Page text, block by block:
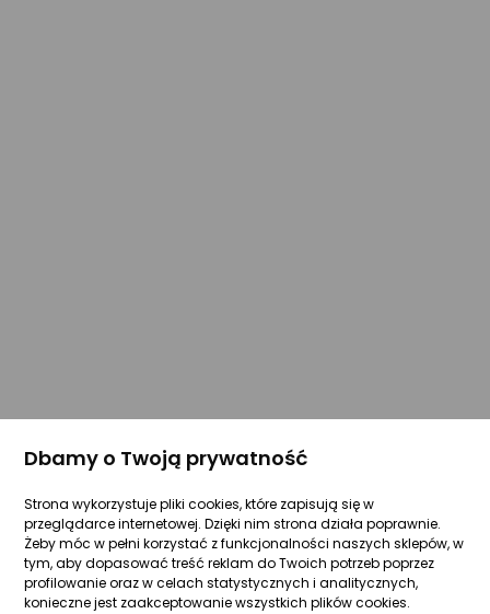
Dbamy o Twoją prywatność
Strona wykorzystuje pliki cookies, które zapisują się w
przeglądarce internetowej. Dzięki nim strona działa poprawnie.
Żeby móc w pełni korzystać z funkcjonalności naszych sklepów, w
tym, aby dopasować treść reklam do Twoich potrzeb poprzez
profilowanie oraz w celach statystycznych i analitycznych,
konieczne jest zaakceptowanie wszystkich plików cookies.